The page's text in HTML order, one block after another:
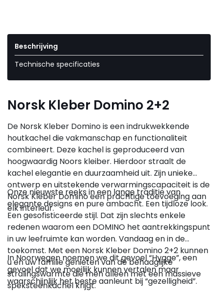
Beschrijving
Technische specificaties
Norsk Kleber Domino 2+2
De Norsk Kleber Domino is een indrukwekkende
houtkachel die vakmanschap en functionaliteit
combineert. Deze kachel is geproduceerd van
hoogwaardig Noors kleiber. Hierdoor straalt de
kachel elegantie en duurzaamheid uit. Zijn unieke
ontwerp en uitstekende verwarmingscapaciteit is de
Norsk Kleber Domino een prachtige toevoeging aan
elk interieur.
Onze nieuwste reeks in een lange traditie van
elegante designs en pure ambacht. Een tijdloze look.
Een gesofisticeerde stijl. Dat zijn slechts enkele
redenen waarom een DOMINO het aantrekkingspunt
in uw leefruimte kan worden. Vandaag en in de
toekomst. Met een Norsk Kleber Domino 2+2 kunnen
u en uw familie genieten van de behaaglijke
stralingswarmte die men alleen met een massieve
speksteenkachel krijgt.
In Noorwegen noemen we dit gevoel “Hygge”, een
gevoel dat we moeilijk kunnen vertalen maar
waarschijnlijk het beste aanleunt bij “gezelligheid”.